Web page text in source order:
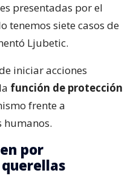
presentadas por el
tenemos siete casos de
Ljubetic.
iniciar acciones
función de protección
frente a
humanos.
por